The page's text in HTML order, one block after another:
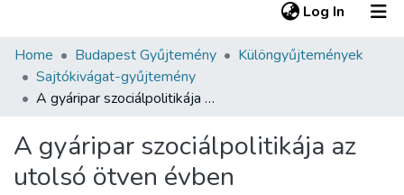
Log In (current)
Communities & Collections
All of DSpace
About us
Home Budapest Gyűjtemény
Különgyűjtemények
Sajtókivágat-gyűjtemény
A gyáripar szociálpolitikája az utolsó ötven évben
A gyáripar szociálpolitikája az
utolsó ötven évben